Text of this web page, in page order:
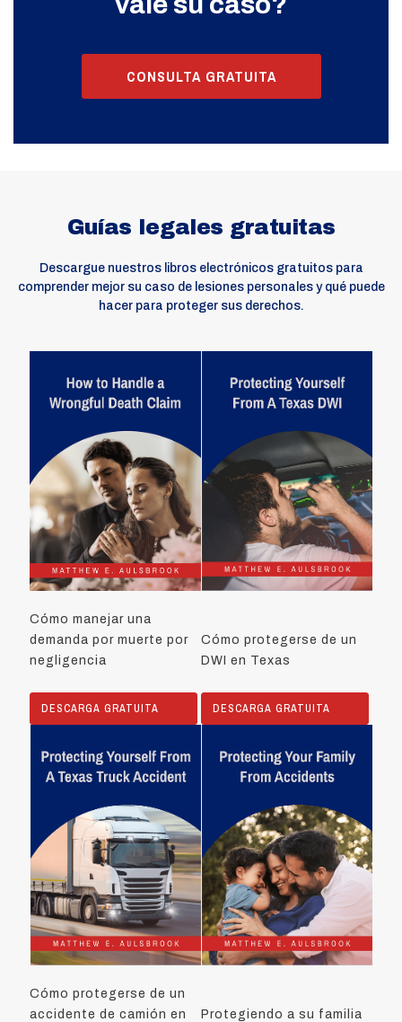
CONSULTA GRATUITA
Guías legales gratuitas
Descargue nuestros libros electrónicos gratuitos para
comprender mejor su caso de lesiones personales y qué puede
hacer para proteger sus derechos.
Cómo manejar una
demanda por muerte por
negligencia
DESCARGA GRATUITA
Cómo protegerse de un
DWI en Texas
DESCARGA GRATUITA
Cómo protegerse de un
accidente de camión en
Protegiendo a su familia